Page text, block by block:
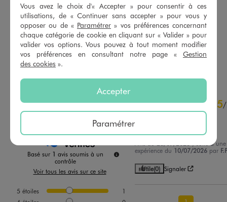
Soutien-gorge corbeille en dentelle à bonnets souples
14,99 €
-50% sur le 2ème soutien-gorge
4.5/5 de moyenne
(41 avis)
AJOUTER
Soutien-gorge corbeille en dentelle à bonnets souples
14,99 €
-50% sur le 2ème soutien-gorge
4.5/5 de moyenne
(85 avis)
5/5
Basé sur 1 avis soumis à un
contrôle
Voir tous les avis sur ce site
5 étoiles
1
5/
Avis vérifié et récompensé
, suite à une
expérience du 10/07/2026 par
Utile(0) Signaler
Vous avez le choix d'« Accepter » pour consentir à ces
utilisations, de « Continuer sans accepter » pour vous y
opposer ou de « Paramétrer » vos préférences concernant
chaque catégorie de cookie en cliquant sur « Valider » pour
valider vos options. Vous pouvez à tout moment modifier
vos préférences en consultant notre page « Gestion
des cookies ».
Accepter
Paramétrer